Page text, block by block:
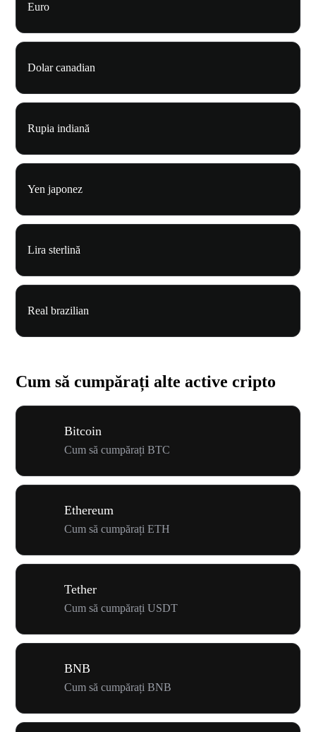
Euro
Dolar canadian
Rupia indiană
Yen japonez
Lira sterlină
Real brazilian
Cum să cumpărați alte active cripto
Bitcoin
Cum să cumpărați BTC
Ethereum
Cum să cumpărați ETH
Tether
Cum să cumpărați USDT
BNB
Cum să cumpărați BNB